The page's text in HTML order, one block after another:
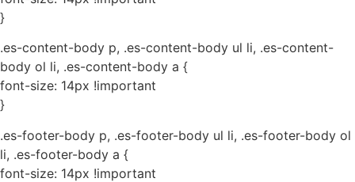
}
.es-content-body p, .es-content-body ul li, .es-content-
body ol li, .es-content-body a {
font-size: 14px !important
}
.es-footer-body p, .es-footer-body ul li, .es-footer-body ol
li, .es-footer-body a {
font-size: 14px !important